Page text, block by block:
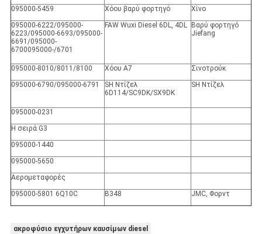
095000-5459
Χόου βαρύ φορτηγό
Χίνο
095000-6222/095000-
6223/095000-6693/095000-
6691/095000-
6700095000-/6701
FAW Wuxi Diesel 6DL, 4DL
Βαρύ φορτηγό
Jiefang
095000-8010/8011/8100 Χόου Α7
Σινοτρούκ
095000-6790/095000-6791
SH Ντίζελ
6D114/SC9DK/SX9DK
SH Ντίζελ
095000-0231
Η σειρά G3
095000-1440
095000-5650
Αερομεταφορές
095000-5801 6Q10C
Β348 JMC, Φορντ
ακροφύσιο εγχυτήρων καυσίμων diesel